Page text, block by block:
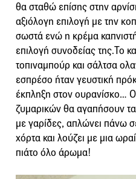
θα σταθώ επίσης στην
αξιόλογη επιλογή με την
σωστά ενώ η κρέμα
επιλογή συνοδείας της.Το
τοπιναμπούρ και σάλτσα
εσπρέσο ήταν γευστική
έκπληξη στον ουρανίσκο…
ζυμαρικών θα αγαπήσουν
με γαρίδες, απλώνει πάνω
χόρτα και λούζει με μια
πιάτο όλο άρωμα!